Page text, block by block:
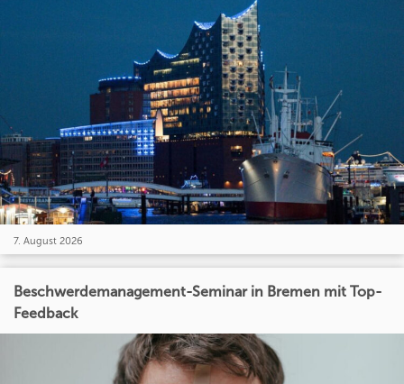
7. August 2026
Beschwerdemanagement-Seminar in Bremen mit Top-
Feedback